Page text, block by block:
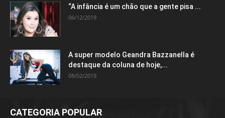
“A infância é um chão que a gente pisa ...
06/12/2019
A super modelo Geandra Bazzanella é
destaque da coluna de hoje,...
08/02/2019
CATEGORIA POPULAR